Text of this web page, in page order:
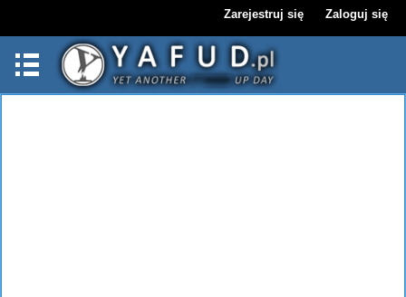
Zarejestruj się Zaloguj się